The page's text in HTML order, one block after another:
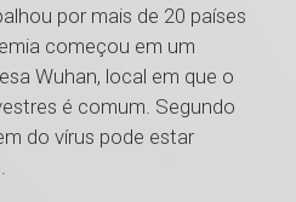
por mais de 20 países
começou em um
Wuhan, local em que o
é comum. Segundo
do vírus pode estar